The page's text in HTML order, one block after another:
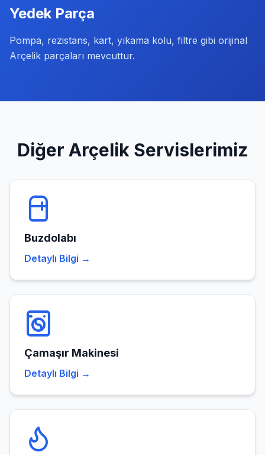
Yedek Parça
Pompa, rezistans, kart, yıkama kolu, filtre gibi orijinal
Arçelik parçaları mevcuttur.
Diğer Arçelik Servislerimiz
Buzdolabı
Detaylı Bilgi →
Çamaşır Makinesi
Detaylı Bilgi →